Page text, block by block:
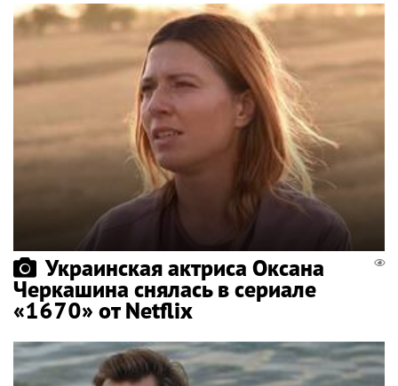
Украинская актриса Оксана
Черкашина снялась в сериале
«1670» от Netflix